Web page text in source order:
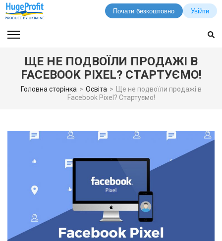
Почати безкоштовно Увійти
до
(натиснітьЩЕ НЕ ПОДВОЇЛИ ПРОДАЖІ В
FACEBOOK PIXEL? СТАРТУЄМО!
Головна сторінка > Освіта > Ще не подвоїли продажі в
Facebook Pixel? Стартуємо!